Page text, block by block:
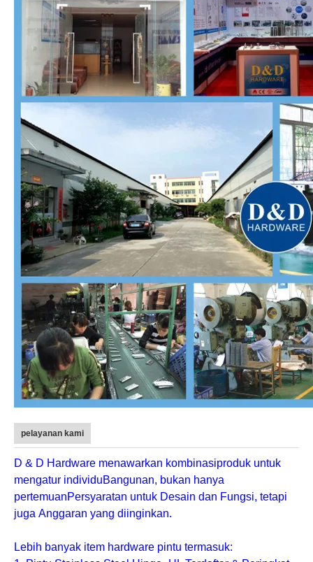
pelayanan kami
D & D Hardware menawarkan kombinasiproduk untuk
mengatur individuBangunan, bukan hanya
pertemuanPersyaratan untuk Desain dan Fungsi, tetapi
juga Anggaran yang diinginkan.
Lebih banyak item hardware pintu termasuk: